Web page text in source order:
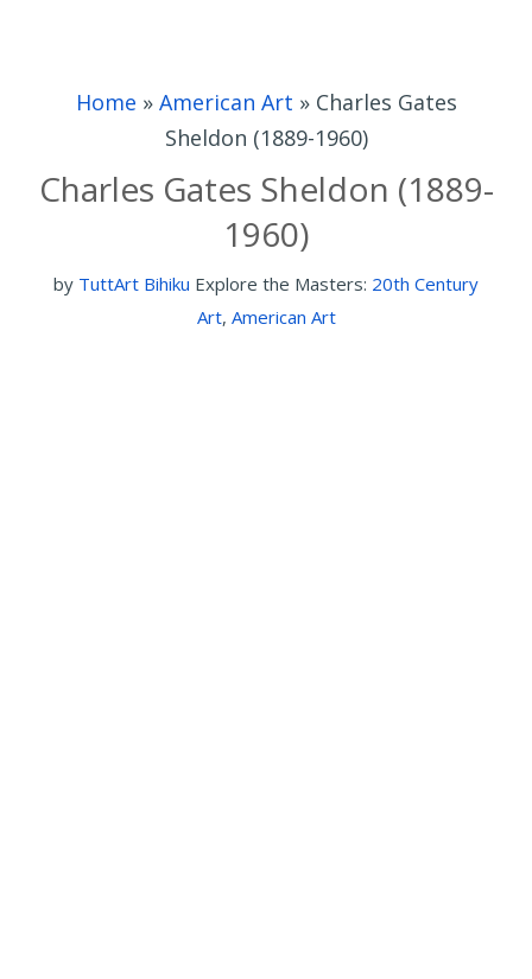
Home » American Art » Charles Gates
Sheldon (1889-1960)
Charles Gates Sheldon (1889-
1960)
by TuttArt Bihiku Explore the Masters: 20th Century
Art, American Art